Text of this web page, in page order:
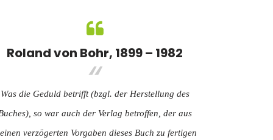
Roland von Bohr, 1899 – 1982
Was die Geduld betrifft (bzgl. der Herstellung des
so war auch der Verlag betroffen, der aus
verzögerten Vorgaben dieses Buch zu fertigen